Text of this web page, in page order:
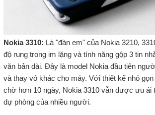
Nokia 3310: Là "đàn em" của Nokia 3210,
độ rung trong im lặng và tính năng gộp 3 tin
văn bản dài. Đây là model Nokia đầu tiên
và thay vỏ khác cho máy. Với thiết kế nhỏ
chờ hơn 10 ngày, Nokia 3310 vẫn được ưu ái
dự phòng của nhiều người.